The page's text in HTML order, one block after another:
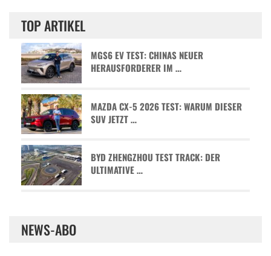
TOP ARTIKEL
MGS6 EV TEST: CHINAS NEUER
HERAUSFORDERER IM …
MAZDA CX-5 2026 TEST: WARUM DIESER
SUV JETZT …
BYD ZHENGZHOU TEST TRACK: DER
ULTIMATIVE …
NEWS-ABO